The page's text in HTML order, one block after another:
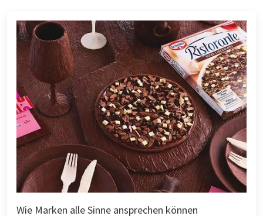
Wie Marken alle Sinne ansprechen können